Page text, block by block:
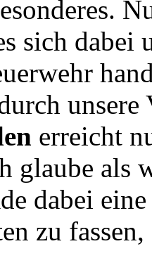
sich
unsere
erreicht
glaube als
dabei
zu